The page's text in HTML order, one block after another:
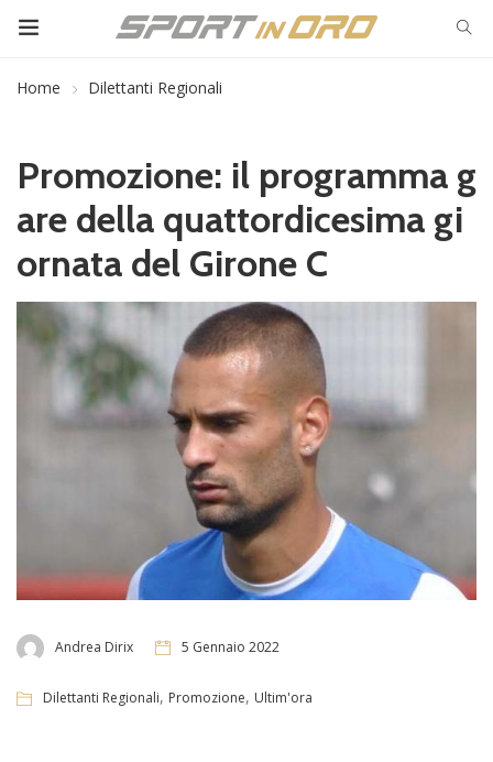
Home Dilettanti Regionali
Promozione: il programma g
are della quattordicesima gi
ornata del Girone C
Andrea Dirix 5 Gennaio 2022
Dilettanti Regionali, Promozione, Ultim'ora